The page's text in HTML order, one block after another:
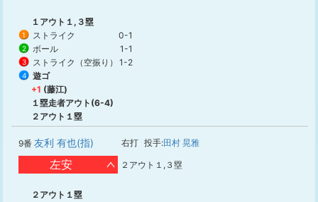
１アウト１,３塁
1 ストライク 0-1
2 ボール 1-1
3 ストライク（空振り） 1-2
4
遊ゴ
+1 (藤江)
１塁走者アウト(6-4)
２アウト１塁
9番 友利 有也(指) 右打 投手:田村 晃雅
左安 ２アウト１,３塁
２アウト１塁